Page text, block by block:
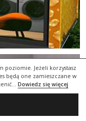
poziomie. Jeżeli korzystasz
będą one zamieszczane w
Dowiedz się więcej